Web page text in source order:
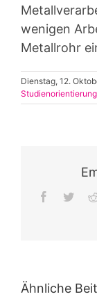
wenigen
Metallrohr
Dienstag, 12.
Studienorientierung
Facebook
Ähnliche